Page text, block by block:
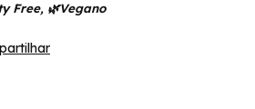
Free, 🌿Vegano